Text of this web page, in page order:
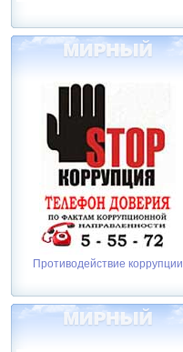
Противодействие коррупции